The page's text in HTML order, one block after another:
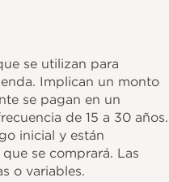
se utilizan para
Implican un monto
se pagan en un
de 15 a 30 años.
inicial y están
se comprará. Las
o variables.